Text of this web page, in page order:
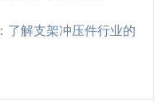
了解支架冲压件行业的